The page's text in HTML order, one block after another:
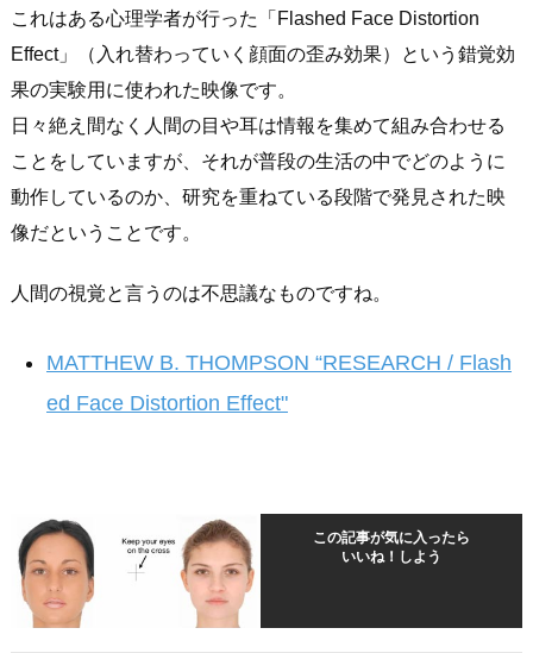
これはある心理学者が行った「Flashed Face Distortion
Effect」（入れ替わっていく顔面の歪み効果）という錯覚効
果の実験用に使われた映像です。
日々絶え間なく人間の目や耳は情報を集めて組み合わせる
ことをしていますが、それが普段の生活の中でどのように
動作しているのか、研究を重ねている段階で発見された映
像だということです。
人間の視覚と言うのは不思議なものですね。
MATTHEW B. THOMPSON “RESEARCH / Flash
ed Face Distortion Effect"
この記事が気に入ったら
いいね！しよう